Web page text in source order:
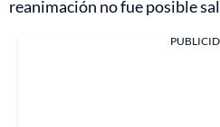
reanimación no fue posible